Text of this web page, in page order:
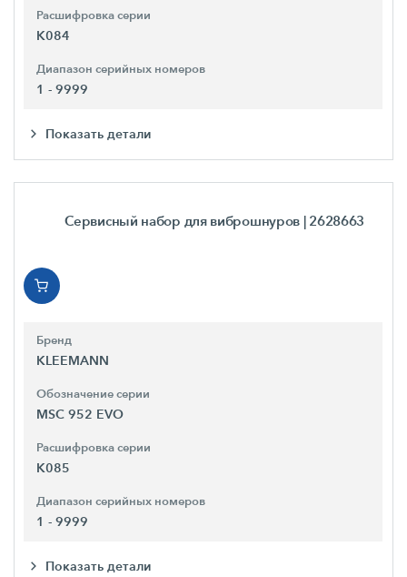
Расшифровка серии
K084
Диапазон серийных номеров
1 - 9999
Показать детали
Сервисный набор для виброшнуров | 2628663
Бренд
KLEEMANN
Обозначение серии
MSC 952 EVO
Расшифровка серии
K085
Диапазон серийных номеров
1 - 9999
Показать детали